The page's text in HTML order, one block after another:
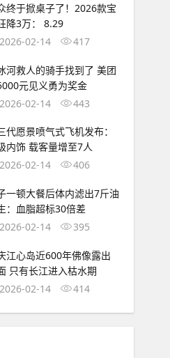
终于掀桌子了！2026款宝
降3万： 8.29
2026-02-14
417
河救人的骑手找到了 美团
元见义勇为奖金
2026-02-14
443
代愿景喷气式飞机发布：
内饰 载客量增至7人
2026-02-14
406
一顿大餐后体内滤出7斤油
：血脂超标30倍差
2026-02-14
395
江心岛近600年佛像露出
只有长江进入枯水期
2026-02-14
414